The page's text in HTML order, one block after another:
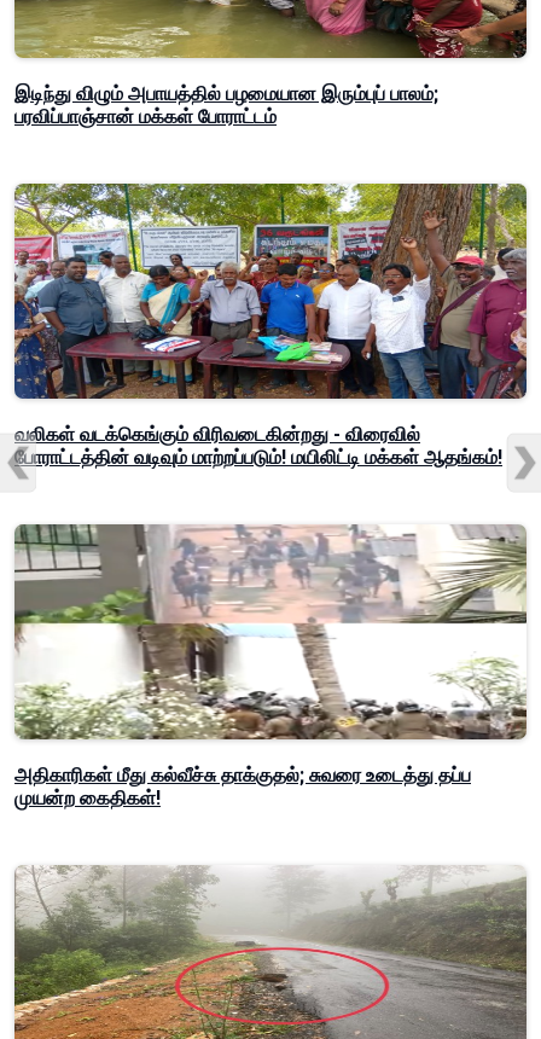
இடிந்து விழும் அபாயத்தில் பழமையான இரும்புப் பாலம்;
பரவிப்பாஞ்சான் மக்கள் போராட்டம்
வலிகள் வடக்கெங்கும் விரிவடைகின்றது - விரைவில்
போராட்டத்தின் வடிவும் மாற்றப்படும்! மயிலிட்டி மக்கள் ஆதங்கம்!
அதிகாரிகள் மீது கல்வீச்சு தாக்குதல்; சுவரை உடைத்து தப்ப
முயன்ற கைதிகள்!